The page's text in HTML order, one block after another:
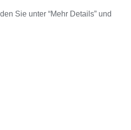
Sie unter “Mehr Details” und